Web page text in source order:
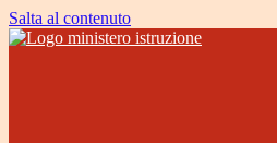
Salta al contenuto